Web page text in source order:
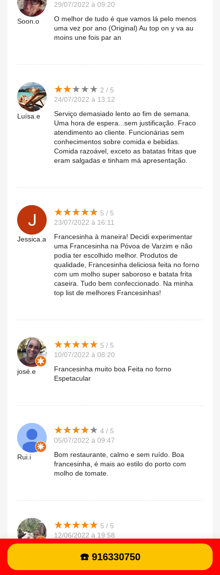
Soon.o
29/07/2022 à 09:20
O melhor de tudo é que vamos lá pelo menos
uma vez por ano (Original) Au top on y va au
moins une fois par an
Luísa.e
★★★★★
★★★★★ 2 / 5
24/07/2022 à 13:12
Serviço demasiado lento ao fim de semana.
Uma hora de espera...sem justificação. Fraco
atendimento ao cliente. Funcionárias sem
conhecimentos sobre comida e bebidas.
Comida razoável, exceto as batatas fritas que
eram salgadas e tinham má apresentação.
Jessica.a
★★★★★
★★★★★ 5 / 5
23/07/2022 à 16:11
Francesinha à maneira! Decidi experimentar
uma Francesinha na Póvoa de Varzim e não
podia ter escolhido melhor. Produtos de
qualidade, Francesinha deliciosa feita no forno
com um molho super saboroso e batata frita
caseira. Tudo bem confeccionado. Na minha
top list de melhores Francesinhas!
josé.e
★★★★★
★★★★★ 5 / 5
10/07/2022 à 08:20
Francesinha muito boa Feita no forno
Espetacular
Rui.i
★★★★★
★★★★★ 4 / 5
05/07/2022 à 09:47
Bom restaurante, calmo e sem ruído. Boa
francesinha, é mais ao estilo do porto com
molho de tomate.
★★★★★
★★★★★ 5 / 5
12/06/2022 à 19:58
☎️ 916330750